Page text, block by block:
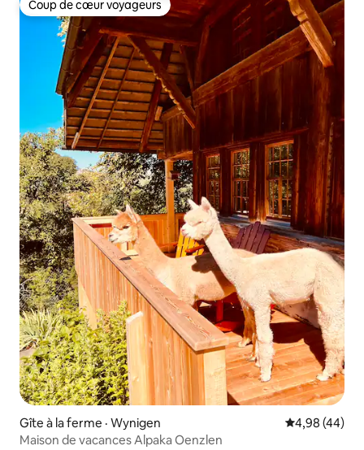
Coup de cœur voyageurs
Coup de cœur voyageurs
Gîte à la ferme · Wynigen Note
4,98 (44)
Maison de vacances Alpaka Oenzlen